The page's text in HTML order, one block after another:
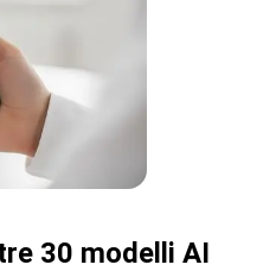
30 modelli AI